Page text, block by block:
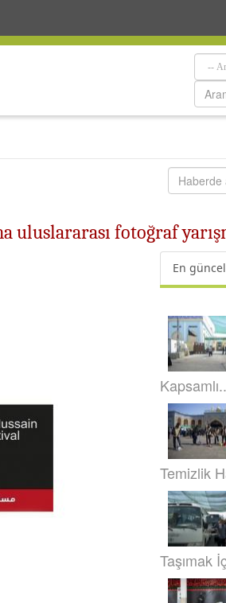
uluslararası fotoğraf
En
Temizlik
Taşımak